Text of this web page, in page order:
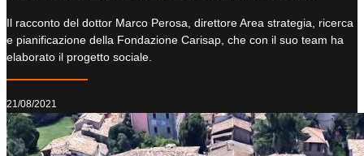
Il racconto del dottor Marco Perosa, direttore Area strategia, ricerca
e pianificazione della Fondazione Carisap, che con il suo team ha
elaborato il progetto sociale.
21/08/2021